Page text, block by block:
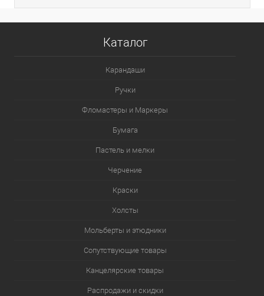
Каталог
Карандаши
Ручки
Фломастеры и Маркеры
Бумага
Пастель и мелки
Черчение
Краски
Холсты
Мольберты и этюдники
Сопутствующие товары
Канцелярские товары
Распродажи и скидки